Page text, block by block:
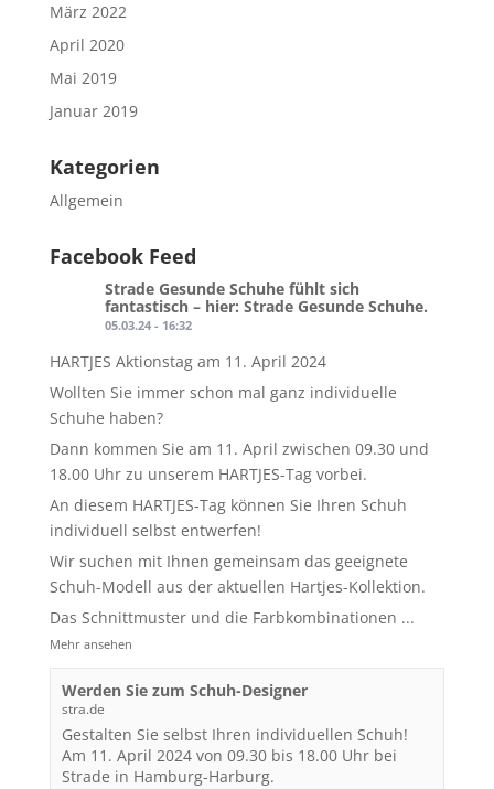
März 2022
April 2020
Mai 2019
Januar 2019
Kategorien
Allgemein
Facebook Feed
Strade Gesunde Schuhe fühlt sich
fantastisch – hier: Strade Gesunde Schuhe.
05.03.24 - 16:32
HARTJES Aktionstag am 11. April 2024
Wollten Sie immer schon mal ganz individuelle
Schuhe haben?
Dann kommen Sie am 11. April zwischen 09.30 und
18.00 Uhr zu unserem HARTJES-Tag vorbei.
An diesem HARTJES-Tag können Sie Ihren Schuh
individuell selbst entwerfen!
Wir suchen mit Ihnen gemeinsam das geeignete
Schuh-Modell aus der aktuellen Hartjes-Kollektion.
Das Schnittmuster und die Farbkombinationen ...
Mehr ansehen
Werden Sie zum Schuh-Designer
stra.de
Gestalten Sie selbst Ihren individuellen Schuh!
Am 11. April 2024 von 09.30 bis 18.00 Uhr bei
Strade in Hamburg-Harburg.